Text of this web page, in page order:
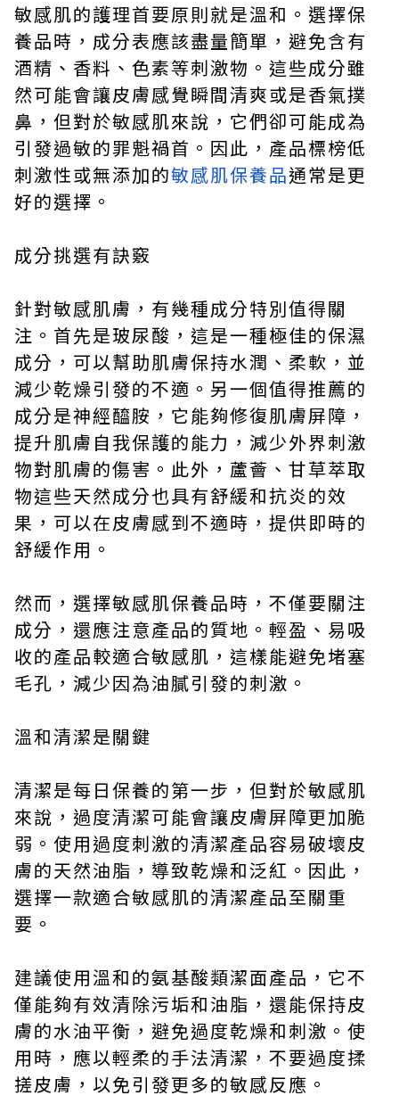
敏感肌的護理首要原則就是溫和。選擇保
養品時，成分表應該盡量簡單，避免含有
酒精、香料、色素等刺激物。這些成分雖
然可能會讓皮膚感覺瞬間清爽或是香氣撲
鼻，但對於敏感肌來說，它們卻可能成為
引發過敏的罪魁禍首。因此，產品標榜低
刺激性或無添加的敏感肌保養品通常是更
好的選擇。
成分挑選有訣竅
針對敏感肌膚，有幾種成分特別值得關
注。首先是玻尿酸，這是一種極佳的保濕
成分，可以幫助肌膚保持水潤、柔軟，並
減少乾燥引發的不適。另一個值得推薦的
成分是神經醯胺，它能夠修復肌膚屏障，
提升肌膚自我保護的能力，減少外界刺激
物對肌膚的傷害。此外，蘆薈、甘草萃取
物這些天然成分也具有舒緩和抗炎的效
果，可以在皮膚感到不適時，提供即時的
舒緩作用。
然而，選擇敏感肌保養品時，不僅要關注
成分，還應注意產品的質地。輕盈、易吸
收的產品較適合敏感肌，這樣能避免堵塞
毛孔，減少因為油膩引發的刺激。
溫和清潔是關鍵
清潔是每日保養的第一步，但對於敏感肌
來說，過度清潔可能會讓皮膚屏障更加脆
弱。使用過度刺激的清潔產品容易破壞皮
膚的天然油脂，導致乾燥和泛紅。因此，
選擇一款適合敏感肌的清潔產品至關重
要。
建議使用溫和的氨基酸類潔面產品，它不
僅能夠有效清除污垢和油脂，還能保持皮
膚的水油平衡，避免過度乾燥和刺激。使
用時，應以輕柔的手法清潔，不要過度揉
搓皮膚，以免引發更多的敏感反應。